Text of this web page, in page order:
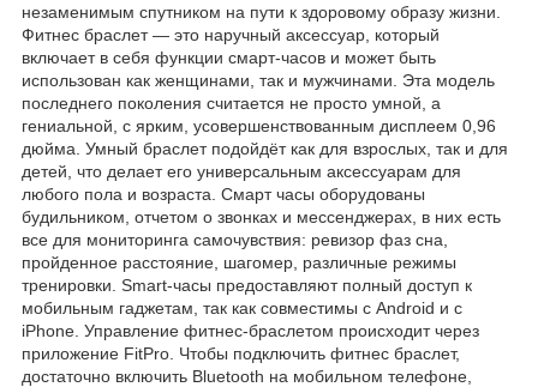
незаменимым спутником на пути к здоровому образу жизни.
Фитнес браслет — это наручный аксессуар, который
включает в себя функции смарт-часов и может быть
использован как женщинами, так и мужчинами. Эта модель
последнего поколения считается не просто умной, а
гениальной, с ярким, усовершенствованным дисплеем 0,96
дюйма. Умный браслет подойдёт как для взрослых, так и для
детей, что делает его универсальным аксессуарам для
любого пола и возраста. Смарт часы оборудованы
будильником, отчетом о звонках и мессенджерах, в них есть
все для мониторинга самочувствия: ревизор фаз сна,
пройденное расстояние, шагомер, различные режимы
тренировки. Smart-часы предоставляют полный доступ к
мобильным гаджетам, так как совместимы с Android и с
iPhone. Управление фитнес-браслетом происходит через
приложение FitPro. Чтобы подключить фитнес браслет,
достаточно включить Bluetooth на мобильном телефоне,